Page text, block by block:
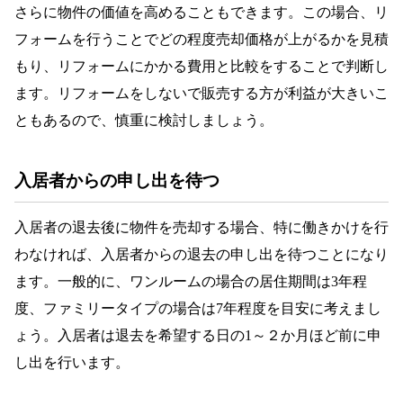
さらに物件の価値を高めることもできます。この場合、リ
フォームを行うことでどの程度売却価格が上がるかを見積
もり、リフォームにかかる費用と比較をすることで判断し
ます。リフォームをしないで販売する方が利益が大きいこ
ともあるので、慎重に検討しましょう。
入居者からの申し出を待つ
入居者の退去後に物件を売却する場合、特に働きかけを行
わなければ、入居者からの退去の申し出を待つことになり
ます。一般的に、ワンルームの場合の居住期間は3年程
度、ファミリータイプの場合は7年程度を目安に考えまし
ょう。入居者は退去を希望する日の1～２か月ほど前に申
し出を行います。